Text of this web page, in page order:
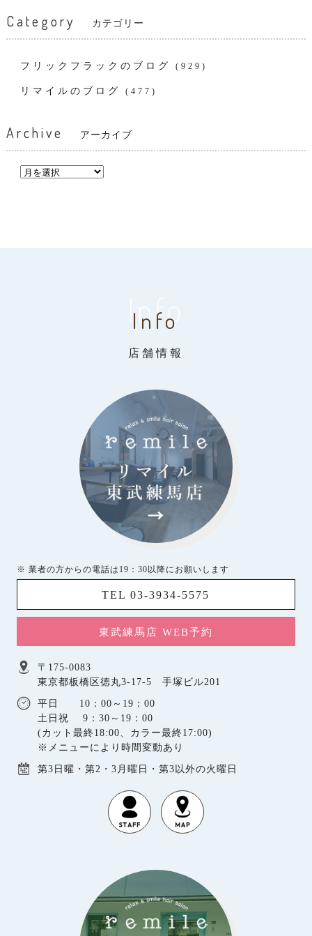
Category カテゴリー
フリックフラックのブログ (929)
リマイルのブログ (477)
Archive アーカイブ
Info
Info
店舗情報
※ 業者の方からの電話は19：30以降にお願いします
TEL 03-3934-5575
東武練馬店 WEB予約
〒175-0083
東京都板橋区徳丸3-17-5 手塚ビル201
平日 10：00～19：00
土日祝 9：30～19：00
(カット最終18:00、カラー最終17:00)
※メニューにより時間変動あり
第3日曜・第2・3月曜日・第3以外の火曜日